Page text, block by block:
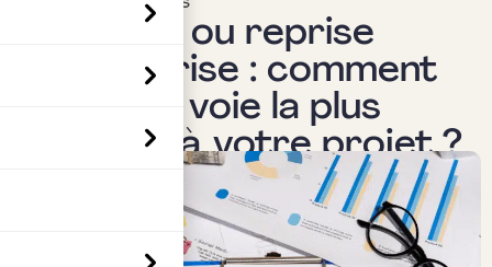
Création ou reprise
d’entreprise : comment
choisir la voie la plus
adaptée à votre projet ?